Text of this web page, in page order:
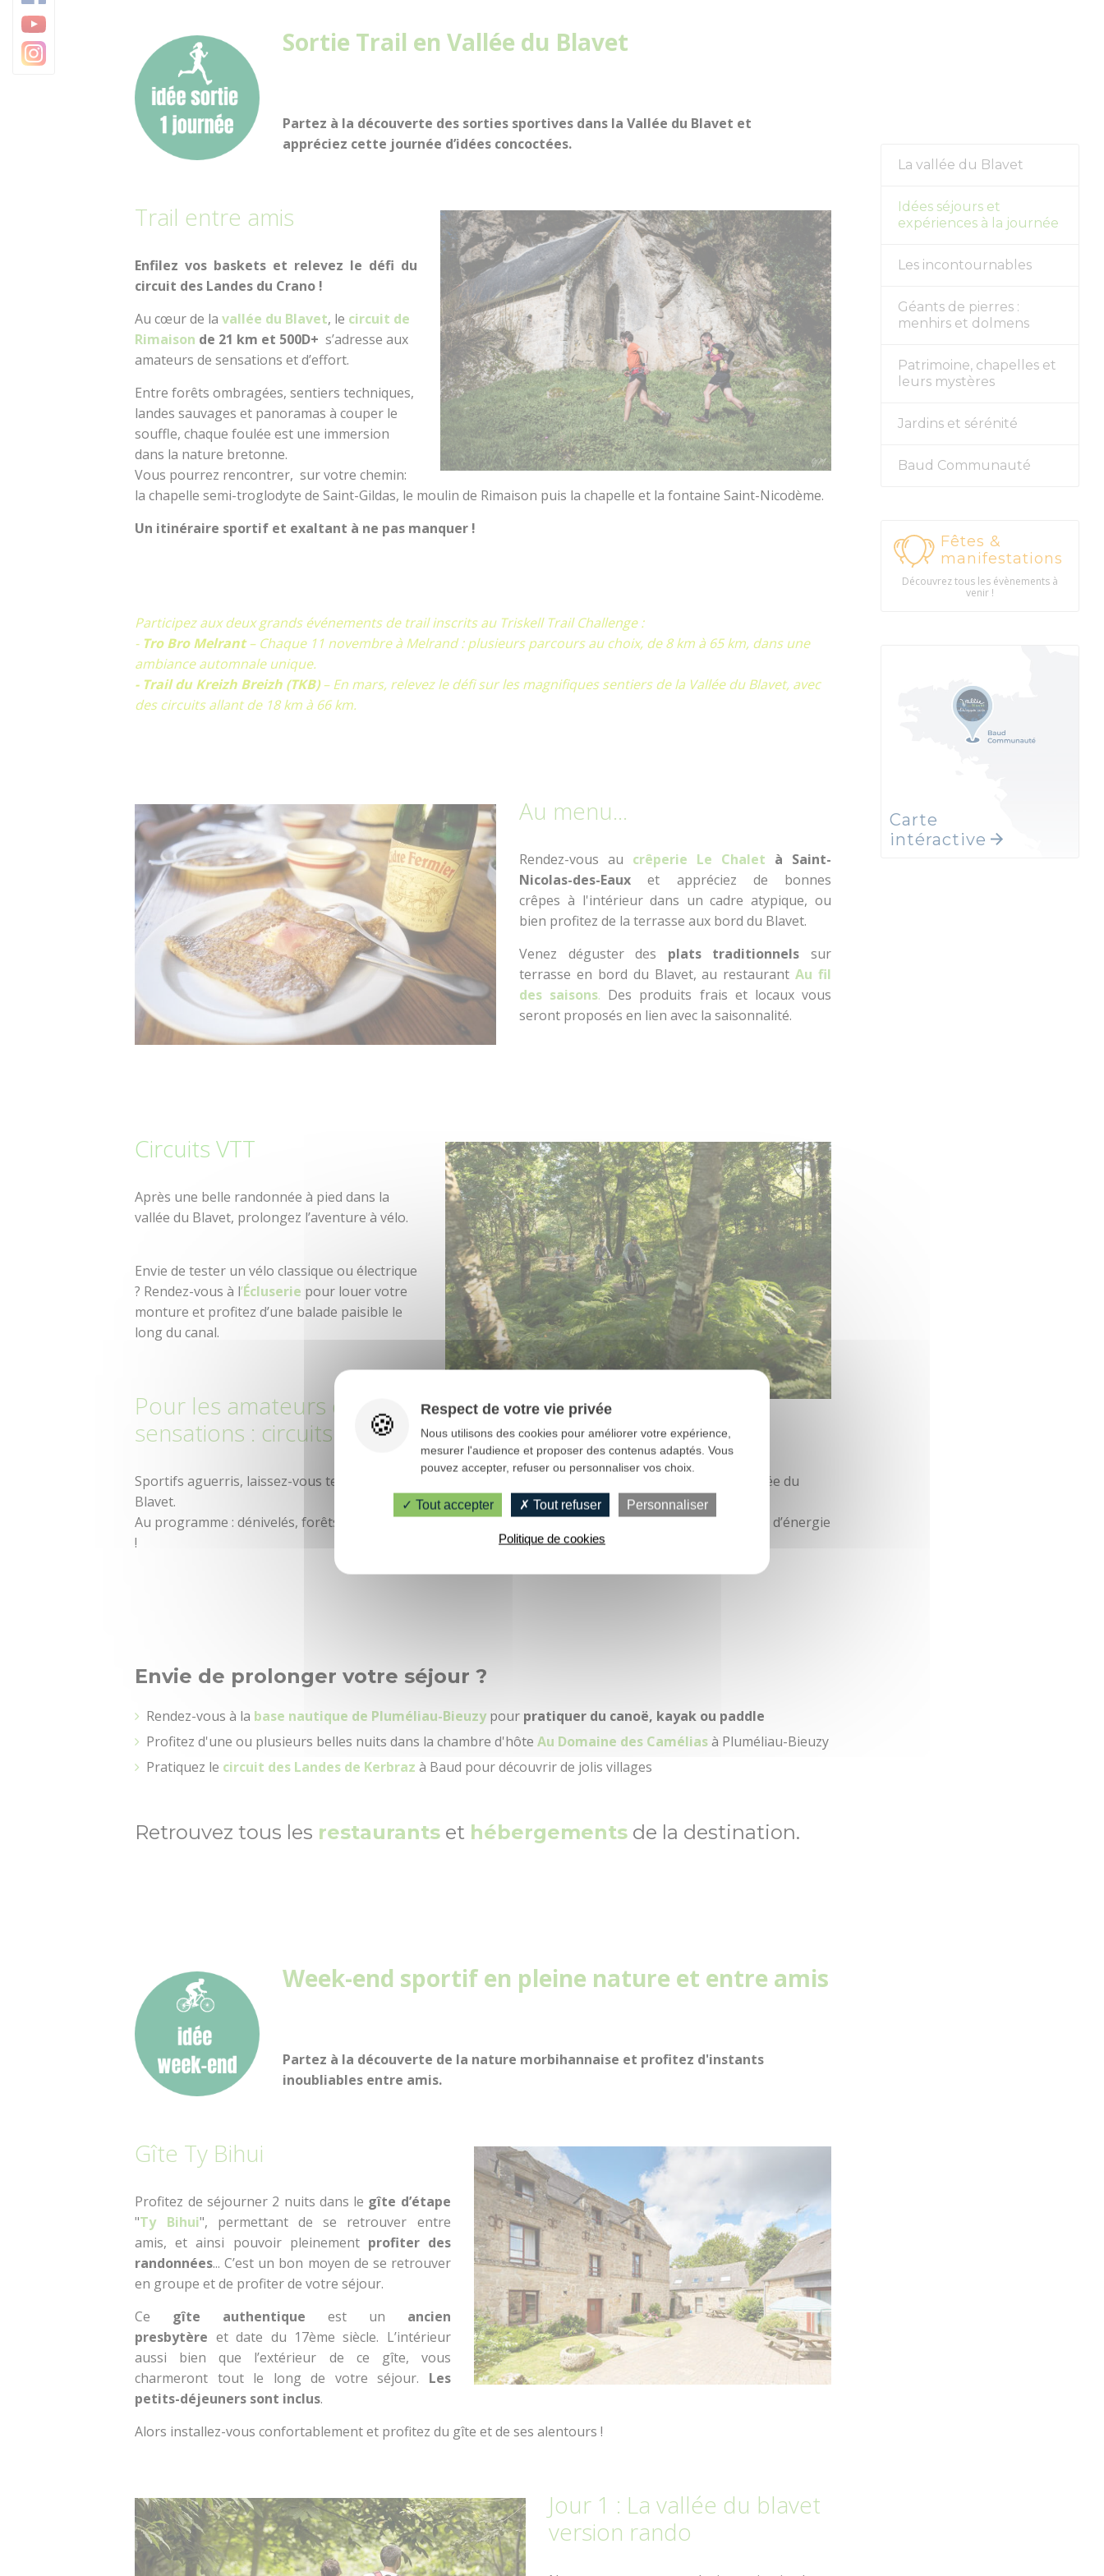
Baud Communauté Le Train touristique
Loisirs à deux pas
Accueil Vélo
Sortie Trail en Vallée du Blavet
Partez à la découverte des sorties sportives dans la Vallée du Blavet et
appréciez cette journée d’idées concoctées.
Trail entre amis
Enfilez vos baskets et relevez le défi du
circuit des Landes du Crano !
Au cœur de lavallée du Blavet, le circuit de
Rimaison de 21 km et 500D+ s’adresse aux
amateurs de sensations et d’effort.
Entre forêts ombragées, sentiers techniques,
landes sauvages et panoramas à couper le
souffle, chaque foulée est une immersion
dans la nature bretonne.
Vous pourrez rencontrer, sur votre chemin:
la chapelle semi-troglodyte de Saint-Gildas, le moulin de Rimaison puis la chapelle et la fontaine Saint-Nicodème.
Un itinéraire sportif et exaltant à ne pas manquer !
Participez aux deux grands événements de trail inscrits au Triskell Trail Challenge :
- Tro Bro Melrant– Chaque 11 novembre à Melrand : plusieurs parcours au choix, de 8 km à 65 km, dans une
ambiance automnale unique.
- Trail du Kreizh Breizh (TKB)– En mars, relevez le défi sur les magnifiques sentiers de la Vallée du Blavet, avec
des circuits allant de 18 km à 66 km.
Au menu...
Rendez-vous au crêperie Le Chalet à Saint-
Nicolas-des-Eaux et appréciez de bonnes
crêpes à l'intérieur dans un cadre atypique, ou
bien profitez de la terrasse aux bord du Blavet.
Venez déguster des plats traditionnels sur
terrasse en bord du Blavet, au restaurant Au fil
des saisons. Des produits frais et locaux vous
seront proposés en lien avec la saisonnalité.
Circuits VTT
Après une belle randonnée à pied dans la
vallée du Blavet, prolongez l’aventure à vélo.
Envie de tester un vélo classique ou électrique
? Rendez-vous à l’Écluserie pour louer votre
monture et profitez d’une balade paisible le
long du canal.
Pour les amateurs de
sensations : circuits VTT
Sportifs aguerris, laissez-vous tenter par
spécialement conçus pour vous dans la Vallée du
Blavet.
Au programme : dénivelés, forêts, passages techniques… le tout dans une ambiance conviviale et pleine d’énergie
!
Envie de prolonger votre séjour ?
Rendez-vous à la base nautique de Pluméliau-Bieuzypour pratiquer du canoë, kayak ou paddle
Profitez d'une ou plusieurs belles nuits dans la chambre d'hôteAu Domaine des Caméliasà Pluméliau-Bieuzy
Pratiquez le circuit des Landes de Kerbraz à Baud pour découvrir de jolis villages
Retrouvez tous les restaurants et hébergements de la destination.
Week-end sportif en pleine nature et entre amis
Partez à la découverte de la nature morbihannaise et profitez d'instants
inoubliables entre amis.
Gîte Ty Bihui
Profitez de séjourner 2 nuits dans le gîte d’étape
"Ty Bihui", permettant de se retrouver entre
amis, et ainsi pouvoir pleinement profiter des
randonnées... C’est un bon moyen de se retrouver
en groupe et de profiter de votre séjour.
Ce gîte authentique est un ancien
presbytère et date du 17ème siècle. L’intérieur
aussi bien que l’extérieur de ce gîte, vous
charmeront tout le long de votre séjour. Les
petits-déjeuners sont inclus.
Alors installez-vous confortablement et profitez du gîte et de ses alentours !
Jour 1 : La vallée du blavet
version rando
La vallée du Blavet
Idées séjours et
expériences à la journée
Les incontournables
Géants de pierres :
menhirs et dolmens
Patrimoine, chapelles et
leurs mystères
Jardins et sérénité
Baud Communauté
Fêtes &
manifestations
Découvrez tous les évènements à
venir !
Carte
intéractive
Respect de votre vie privée
Nous utilisons des cookies pour améliorer votre expérience,
mesurer l'audience et proposer des contenus adaptés. Vous
pouvez accepter, refuser ou personnaliser vos choix.
Tout accepter Tout refuser Personnaliser
Politique de cookies